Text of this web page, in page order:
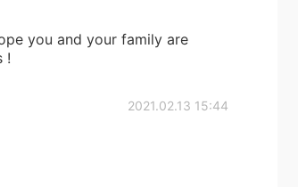
you and your family are
!
2021.02.13 15:44